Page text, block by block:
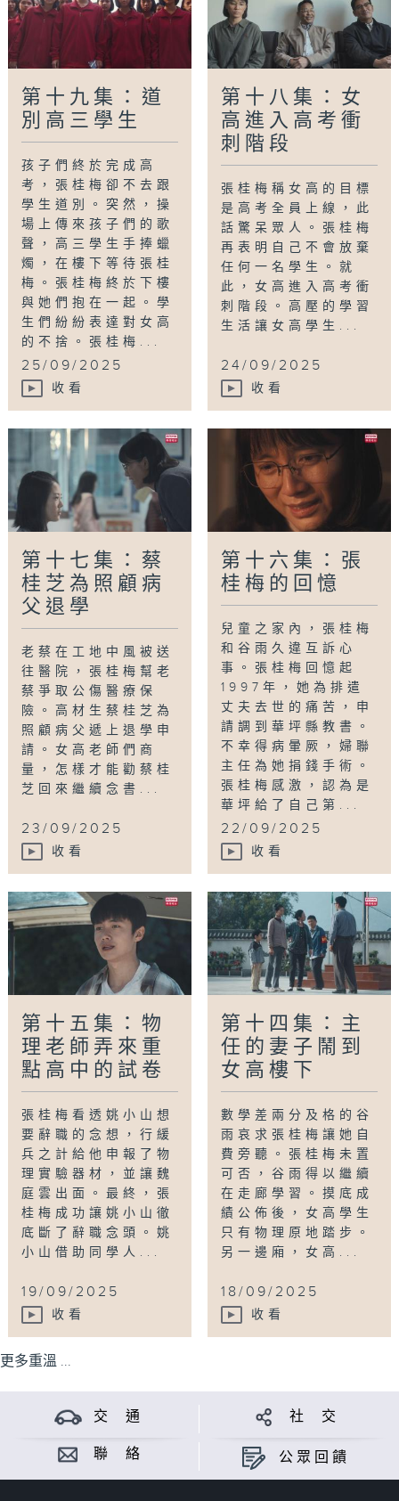
第十九集：道
別高三學生
孩子們終於完成高
考，張桂梅卻不去跟
學生道別。突然，操
場上傳來孩子們的歌
聲，高三學生手捧蠟
燭，在樓下等待張桂
梅。張桂梅終於下樓
與她們抱在一起。學
生們紛紛表達對女高
的不捨。張桂梅...
25/09/2025
收看
第十八集：女
高進入高考衝
刺階段
張桂梅稱女高的目標
是高考全員上線，此
話驚呆眾人。張桂梅
再表明自己不會放棄
任何一名學生。就
此，女高進入高考衝
刺階段。高壓的學習
生活讓女高學生...
24/09/2025
收看
第十七集：蔡
桂芝為照顧病
父退學
老蔡在工地中風被送
往醫院，張桂梅幫老
蔡爭取公傷醫療保
險。高材生蔡桂芝為
照顧病父遞上退學申
請。女高老師們商
量，怎樣才能勸蔡桂
芝回來繼續念書...
23/09/2025
收看
第十六集：張
桂梅的回憶
兒童之家內，張桂梅
和谷雨久違互訴心
事。張桂梅回憶起
1997年，她為排遣
丈夫去世的痛苦，申
請調到華坪縣教書。
不幸得病暈厥，婦聯
主任為她捐錢手術。
張桂梅感激，認為是
華坪給了自己第...
22/09/2025
收看
第十五集：物
理老師弄來重
點高中的試卷
張桂梅看透姚小山想
要辭職的念想，行緩
兵之計給他申報了物
理實驗器材，並讓魏
庭雲出面。最終，張
桂梅成功讓姚小山徹
底斷了辭職念頭。姚
小山借助同學人...
19/09/2025
收看
第十四集：主
任的妻子鬧到
女高樓下
數學差兩分及格的谷
雨哀求張桂梅讓她自
費旁聽。張桂梅未置
可否，谷雨得以繼續
在走廊學習。摸底成
績公佈後，女高學生
只有物理原地踏步。
另一邊廂，女高...
18/09/2025
收看
更多重溫 ...
交 通 社 交
聯 絡 公眾回饋